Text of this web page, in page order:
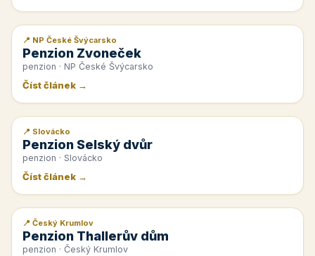
📰 PR článek
📍 NP České Švýcarsko
Penzion Zvoneček
penzion · NP České Švýcarsko
Číst článek →
📰 PR článek
📍 Slovácko
Penzion Selský dvůr
penzion · Slovácko
Číst článek →
📰 PR článek
📍 Český Krumlov
Penzion Thallerův dům
penzion · Český Krumlov